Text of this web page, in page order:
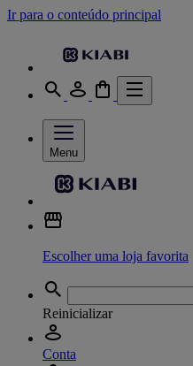
Ir para o conteúdo principal
Menu
Escolher uma loja favorita
Reinicializar
Conta